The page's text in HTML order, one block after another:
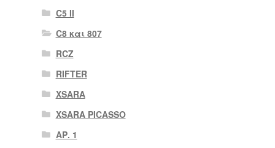
C5 II
C8 και 807
RCZ
RIFTER
XSARA
XSARA PICASSO
ΑΡ. 1